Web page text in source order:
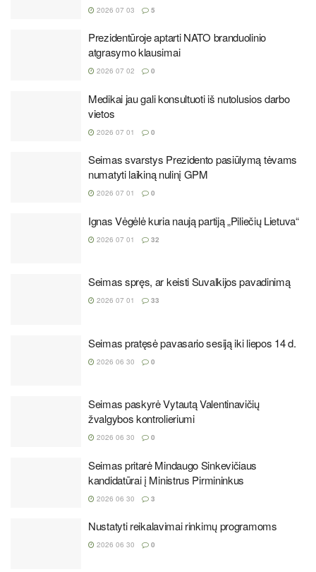
2026 07 03 5
Prezidentūroje aptarti NATO branduolinio
atgrasymo klausimai
2026 07 02 0
Medikai jau gali konsultuoti iš nutolusios darbo
vietos
2026 07 01 0
Seimas svarstys Prezidento pasiūlymą tėvams
numatyti laikiną nulinį GPM
2026 07 01 0
Ignas Vėgėlė kuria naują partiją „Piliečių Lietuva“
2026 07 01 32
Seimas spręs, ar keisti Suvalkijos pavadinimą
2026 07 01 33
Seimas pratęsė pavasario sesiją iki liepos 14 d.
2026 06 30 0
Seimas paskyrė Vytautą Valentinavičių
žvalgybos kontrolieriumi
2026 06 30 0
Seimas pritarė Mindaugo Sinkevičiaus
kandidatūrai į Ministrus Pirmininkus
2026 06 30 3
Nustatyti reikalavimai rinkimų programoms
2026 06 30 0